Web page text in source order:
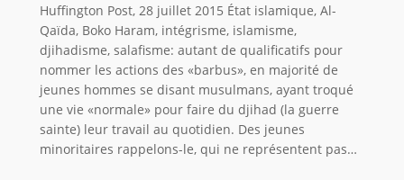
Huffington Post, 28 juillet 2015 État islamique, Al-
Qaïda, Boko Haram, intégrisme, islamisme,
djihadisme, salafisme: autant de qualificatifs pour
nommer les actions des «barbus», en majorité de
jeunes hommes se disant musulmans, ayant troqué
une vie «normale» pour faire du djihad (la guerre
sainte) leur travail au quotidien. Des jeunes
minoritaires rappelons-le, qui ne représentent pas…